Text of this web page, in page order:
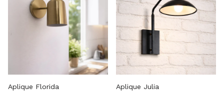
Aplique Florida
Aplique Julia